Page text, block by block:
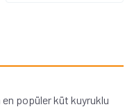
en popüler küt kuyruklu